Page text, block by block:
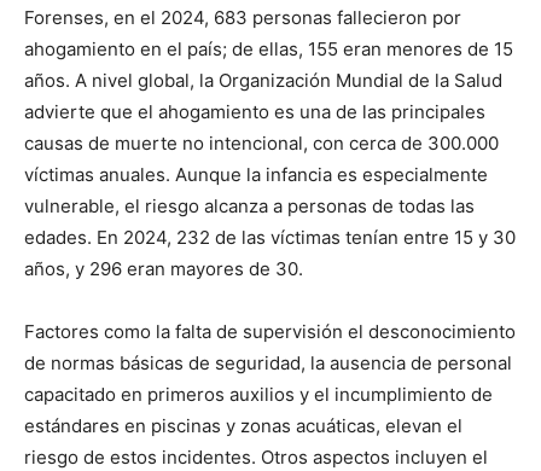
Forenses, en el 2024, 683 personas fallecieron por
ahogamiento en el país; de ellas, 155 eran menores de 15
años. A nivel global, la Organización Mundial de la Salud
advierte que el ahogamiento es una de las principales
causas de muerte no intencional, con cerca de 300.000
víctimas anuales. Aunque la infancia es especialmente
vulnerable, el riesgo alcanza a personas de todas las
edades. En 2024, 232 de las víctimas tenían entre 15 y 30
años, y 296 eran mayores de 30.
Factores como la falta de supervisión el desconocimiento
de normas básicas de seguridad, la ausencia de personal
capacitado en primeros auxilios y el incumplimiento de
estándares en piscinas y zonas acuáticas, elevan el
riesgo de estos incidentes. Otros aspectos incluyen el